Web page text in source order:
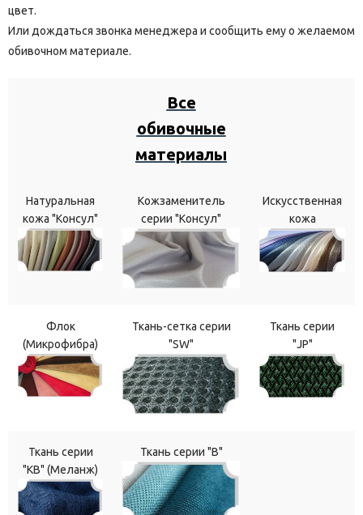
цвет.
Или дождаться звонка менеджера и сообщить ему о желаемом
обивочном материале.
Все
обивочные
материалы
Натуральная
кожа "Консул"
Кожзаменитель
серии "Консул"
Искусственная
кожа
Флок
(Микрофибра)
Ткань-сетка серии
"SW"
Ткань серии
"JP"
Ткань серии
"КВ" (Меланж)
Ткань серии "В"